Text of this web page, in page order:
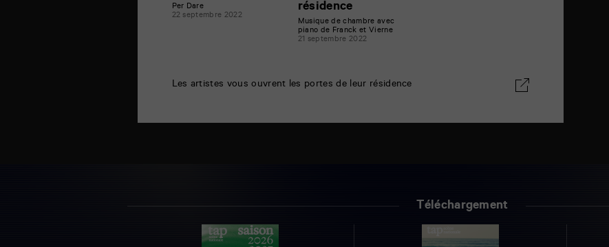
Per Dare
22 septembre 2022
résidence
Musique de chambre avec
piano de Franck et Vierne
21 septembre 2022
Les artistes vous ouvrent les portes de leur résidence
Téléchargement